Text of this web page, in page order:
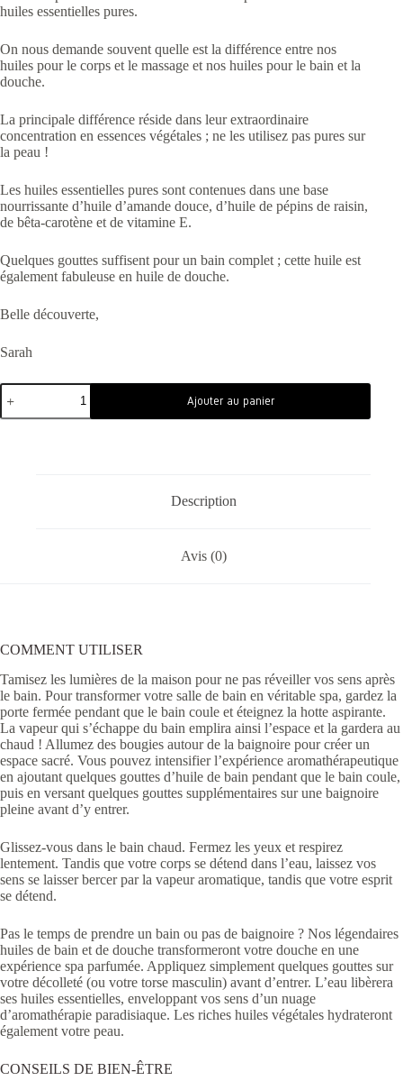
huiles essentielles pures.
On nous demande souvent quelle est la différence entre nos
huiles pour le corps et le massage et nos huiles pour le bain et la
douche.
La principale différence réside dans leur extraordinaire
concentration en essences végétales ; ne les utilisez pas pures sur
la peau !
Les huiles essentielles pures sont contenues dans une base
nourrissante d’huile d’amande douce, d’huile de pépins de raisin,
de bêta-carotène et de vitamine E.
Quelques gouttes suffisent pour un bain complet ; cette huile est
également fabuleuse en huile de douche.
Belle découverte,
Sarah
Ajouter au panier
Description
Avis (0)
COMMENT UTILISER
Tamisez les lumières de la maison pour ne pas réveiller vos sens après
le bain. Pour transformer votre salle de bain en véritable spa, gardez la
porte fermée pendant que le bain coule et éteignez la hotte aspirante.
La vapeur qui s’échappe du bain emplira ainsi l’espace et la gardera au
chaud ! Allumez des bougies autour de la baignoire pour créer un
espace sacré. Vous pouvez intensifier l’expérience aromathérapeutique
en ajoutant quelques gouttes d’huile de bain pendant que le bain coule,
puis en versant quelques gouttes supplémentaires sur une baignoire
pleine avant d’y entrer.
Glissez-vous dans le bain chaud. Fermez les yeux et respirez
lentement. Tandis que votre corps se détend dans l’eau, laissez vos
sens se laisser bercer par la vapeur aromatique, tandis que votre esprit
se détend.
Pas le temps de prendre un bain ou pas de baignoire ? Nos légendaires
huiles de bain et de douche transformeront votre douche en une
expérience spa parfumée. Appliquez simplement quelques gouttes sur
votre décolleté (ou votre torse masculin) avant d’entrer. L’eau libèrera
ses huiles essentielles, enveloppant vos sens d’un nuage
d’aromathérapie paradisiaque. Les riches huiles végétales hydrateront
également votre peau.
CONSEILS DE BIEN-ÊTRE